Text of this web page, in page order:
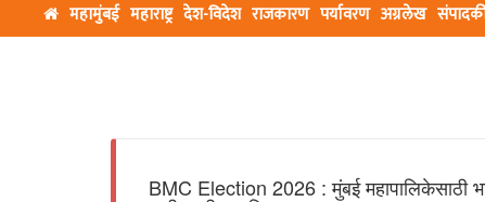
महामुंबई महाराष्ट्र देश-विदेश राजकारण पर्यावरण अग्रलेख
BMC Election 2026 : मुंबई महापालिकेसाठी